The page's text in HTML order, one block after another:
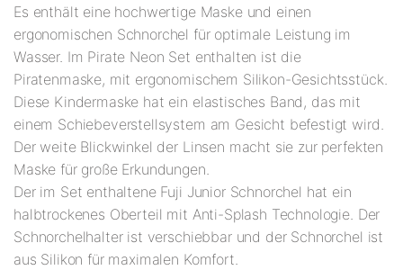
Es enthält eine hochwertige Maske und einen
ergonomischen Schnorchel für optimale Leistung im
Wasser. Im Pirate Neon Set enthalten ist die
Piratenmaske, mit ergonomischem Silikon-Gesichtsstück.
Diese Kindermaske hat ein elastisches Band, das mit
einem Schiebeverstellsystem am Gesicht befestigt wird.
Der weite Blickwinkel der Linsen macht sie zur perfekten
Maske für große Erkundungen.
Der im Set enthaltene Fuji Junior Schnorchel hat ein
halbtrockenes Oberteil mit Anti-Splash Technologie. Der
Schnorchelhalter ist verschiebbar und der Schnorchel ist
aus Silikon für maximalen Komfort.